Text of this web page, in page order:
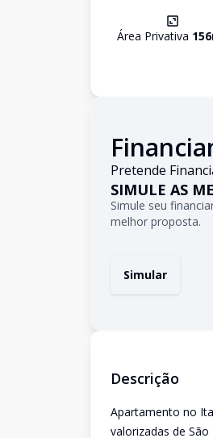
Área Privativa 156
Pretende
SIMULE AS
Simule seu
melhor proposta.
Simular
Descrição
Apartamento no
valorizadas de São